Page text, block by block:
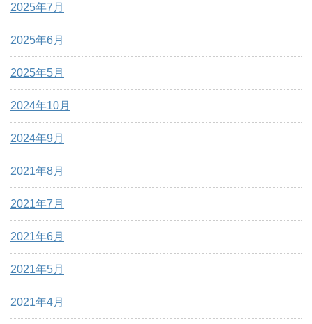
2025年7月
2025年6月
2025年5月
2024年10月
2024年9月
2021年8月
2021年7月
2021年6月
2021年5月
2021年4月